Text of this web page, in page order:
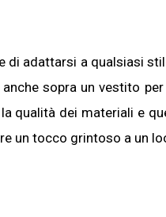
di adattarsi a qualsiasi
sopra un vestito
qualità dei materiali e
un tocco grintoso a un